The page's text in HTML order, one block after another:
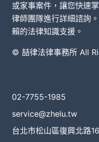
或家事案件，讓您快速
律師團隊進行詳細諮詢
賴的法律知識支援。
© 喆律法律事務所 All
02-7755-1985
service@zhelu.tw
台北市松山區復興北路